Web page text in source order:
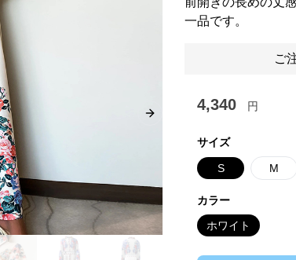
Next slide
一品です。
ご
4,340 円
サイズ
S M
カラー
ホワイト